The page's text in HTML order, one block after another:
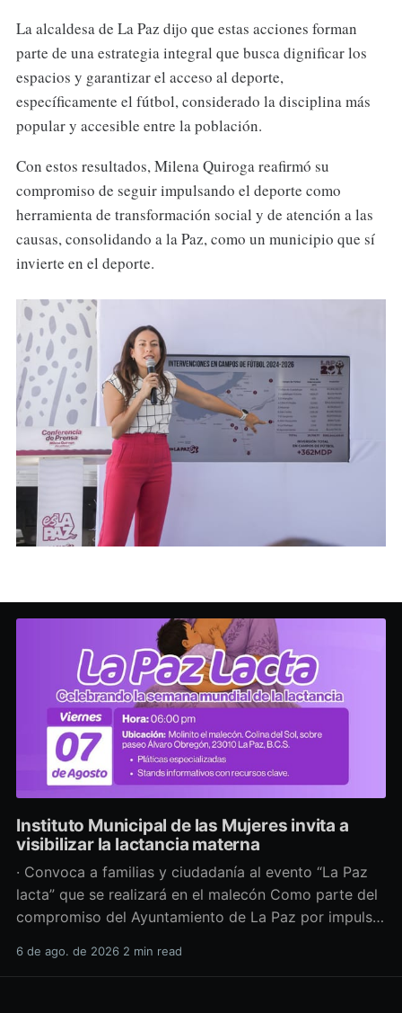
La alcaldesa de La Paz dijo que estas acciones forman
parte de una estrategia integral que busca dignificar los
espacios y garantizar el acceso al deporte,
específicamente el fútbol, considerado la disciplina más
popular y accesible entre la población.
Con estos resultados, Milena Quiroga reafirmó su
compromiso de seguir impulsando el deporte como
herramienta de transformación social y de atención a las
causas, consolidando a la Paz, como un municipio que sí
invierte en el deporte.
Instituto Municipal de las Mujeres invita a
visibilizar la lactancia materna
· Convoca a familias y ciudadanía al evento “La Paz
lacta” que se realizará en el malecón Como parte del
compromiso del Ayuntamiento de La Paz por impulsar
salud y los derechos de las mujeres, así como generar
6 de ago. de 2026 2 min read